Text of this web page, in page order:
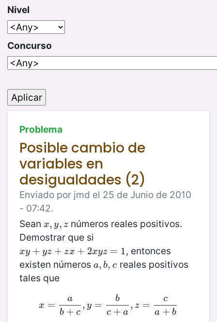
Nivel
Concurso
Problema
Posible cambio de
variables en
desigualdades (2)
Enviado por jmd el 25 de Junio de 2010
- 07:42.
Sean x, y, z
x,y,z
números reales positivos.
Demostrar que si
xy + yz + zx + 2xyz = 1
xy+y z+ zx +2xyz=1
, entonces
existen números a, b, c
a,b,c reales positivos
tales que
x =
a
b + c
, y =
b
c + a
, z =
c
a + b
x=ab+c,y= bc+a,z=ca+b